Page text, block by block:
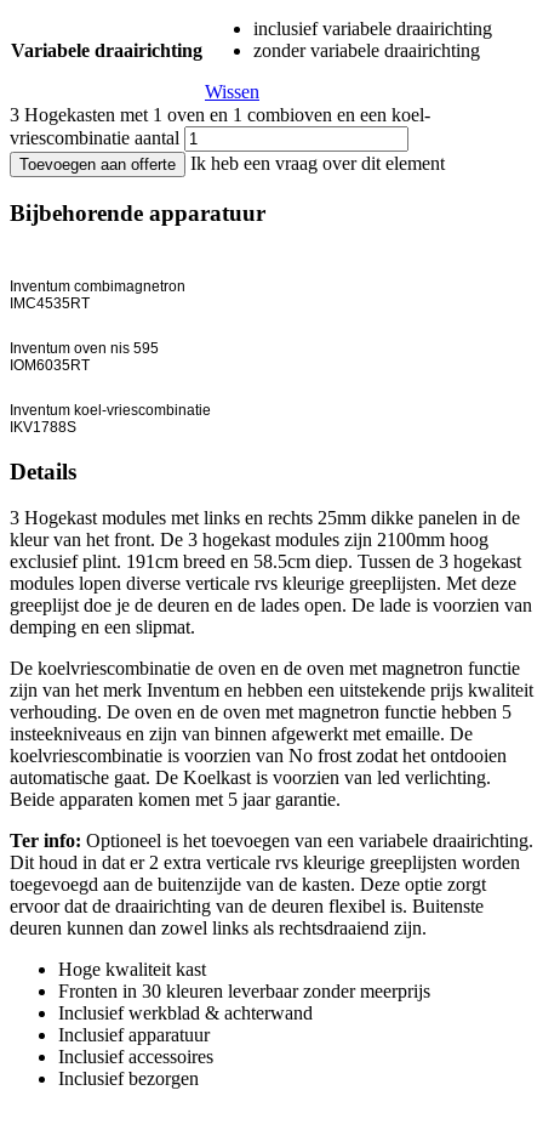
Variabele draairichting
inclusief variabele draairichting
zonder variabele draairichting
Wissen
3 Hogekasten met 1 oven en 1 combioven en een koel-
vriescombinatie aantal
Toevoegen aan offerte Ik heb een vraag over dit element
Bijbehorende apparatuur
Inventum combimagnetron
IMC4535RT
Inventum oven nis 595
IOM6035RT
Inventum koel-vriescombinatie
IKV1788S
Details
3 Hogekast modules met links en rechts 25mm dikke panelen in de
kleur van het front. De 3 hogekast modules zijn 2100mm hoog
exclusief plint. 191cm breed en 58.5cm diep. Tussen de 3 hogekast
modules lopen diverse verticale rvs kleurige greeplijsten. Met deze
greeplijst doe je de deuren en de lades open. De lade is voorzien van
demping en een slipmat.
De koelvriescombinatie de oven en de oven met magnetron functie
zijn van het merk Inventum en hebben een uitstekende prijs kwaliteit
verhouding. De oven en de oven met magnetron functie hebben 5
insteekniveaus en zijn van binnen afgewerkt met emaille. De
koelvriescombinatie is voorzien van No frost zodat het ontdooien
automatische gaat. De Koelkast is voorzien van led verlichting.
Beide apparaten komen met 5 jaar garantie.
Ter info: Optioneel is het toevoegen van een variabele draairichting.
Dit houd in dat er 2 extra verticale rvs kleurige greeplijsten worden
toegevoegd aan de buitenzijde van de kasten. Deze optie zorgt
ervoor dat de draairichting van de deuren flexibel is. Buitenste
deuren kunnen dan zowel links als rechtsdraaiend zijn.
Hoge kwaliteit kast
Fronten in 30 kleuren leverbaar zonder meerprijs
Inclusief werkblad & achterwand
Inclusief apparatuur
Inclusief accessoires
Inclusief bezorgen